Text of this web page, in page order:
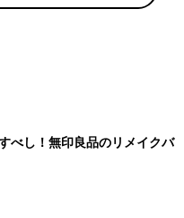
べし！無印良品のリメイクバ